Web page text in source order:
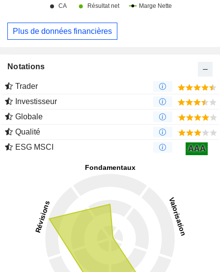
Plus de données financières
Notations
Trader
Investisseur
Globale
Qualité
ESG MSCI
AAA